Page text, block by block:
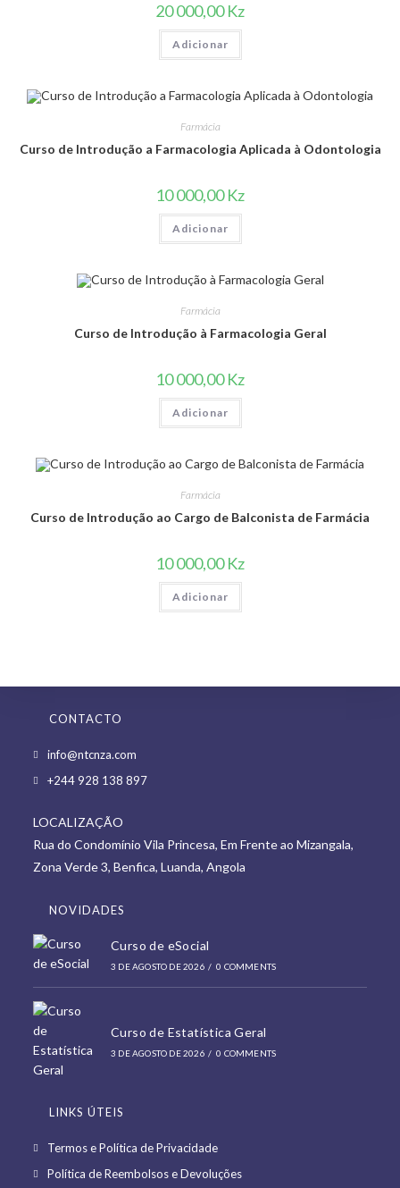
20 000,00Kz
Adicionar
Farmácia
Curso de Introdução a Farmacologia Aplicada à Odontologia
10 000,00Kz
Adicionar
Farmácia
Curso de Introdução à Farmacologia Geral
10 000,00Kz
Adicionar
Farmácia
Curso de Introdução ao Cargo de Balconista de Farmácia
10 000,00Kz
Adicionar
CONTACTO
info@ntcnza.com
in
tab
+244 928 138 897Opens
new
tab
LOCALIZAÇÃO
Rua do Condomínio Vila Princesa, Em Frente ao Mizangala,
Zona Verde 3, Benfica, Luanda, Angola
NOVIDADES
Curso de eSocial
3 DE AGOSTO DE 2026 / 0 COMMENTS
Curso de Estatística Geral
3 DE AGOSTO DE 2026 / 0 COMMENTS
LINKS ÚTEIS
Termos e Política de PrivacidadeOpens
in
Política de Reembolsos e DevoluçõesOpens